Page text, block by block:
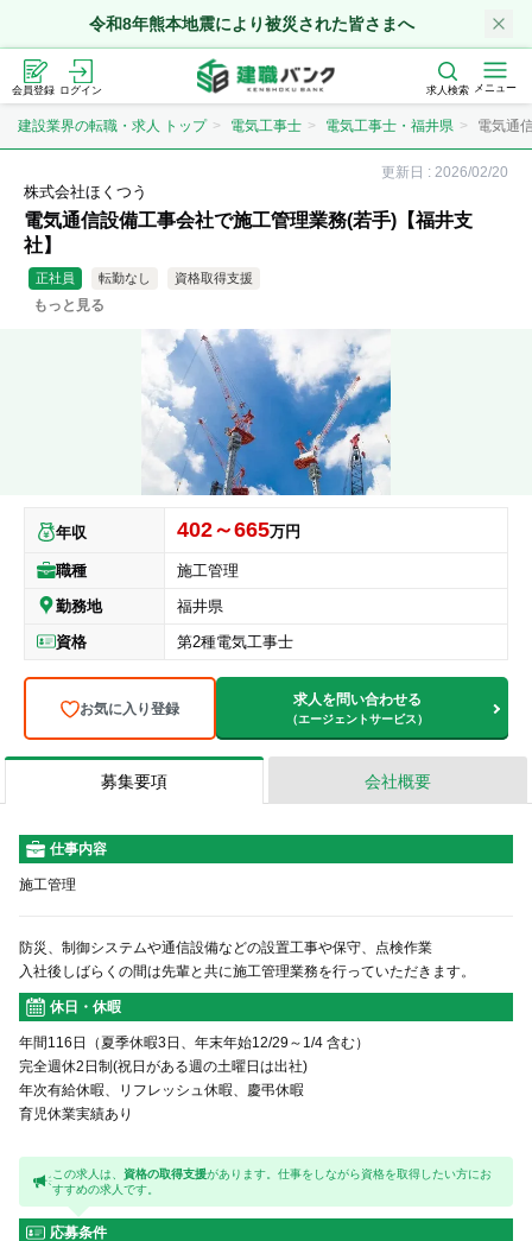
令和8年熊本地震により被災された皆さまへ
会員登録 ログイン 求人検索 メニュー
建設業界の転職・求人 トップ 電気工事士 電気工事士・福井県 電気通
更新日 : 2026/02/20
株式会社ほくつう
電気通信設備工事会社で施工管理業務(若手)【福井支
社】
正社員 転勤なし 資格取得支援
もっと見る
年収 402～665万円
職種
施工管理
勤務地
福井県
資格
第2種電気工事士
お気に入り登録
求人を問い合わせる
（エージェントサービス）
募集要項 会社概要
仕事内容
施工管理
防災、制御システムや通信設備などの設置工事や保守、点検作業
入社後しばらくの間は先輩と共に施工管理業務を行っていただきます。
休日・休暇
年間116日（夏季休暇3日、年末年始12/29～1/4 含む）
完全週休2日制(祝日がある週の土曜日は出社)
年次有給休暇、リフレッシュ休暇、慶弔休暇
育児休業実績あり
この求人は、資格の取得支援があります。仕事をしながら資格を取得したい方にお
すすめの求人です。
応募条件